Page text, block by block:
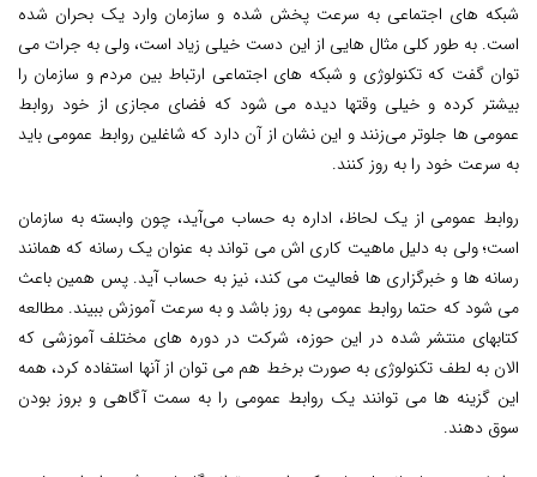
شبکه های اجتماعی به سرعت پخش شده و سازمان وارد یک بحران شده
است. به طور کلی مثال هایی از این دست خیلی زیاد است، ولی به جرات می
توان گفت که تکنولوژی و شبکه های اجتماعی ارتباط بین مردم و سازمان را
بیشتر کرده و خیلی وقتها دیده می شود که فضای مجازی از خود روابط
عمومی ها جلوتر می‌زنند و این نشان از آن دارد که شاغلین روابط عمومی باید
به سرعت خود را به روز کنند.
روابط عمومی از یک لحاظ، اداره به حساب می‌آید، چون وابسته به سازمان
است؛ ولی به دلیل ماهیت کاری اش می تواند به عنوان یک رسانه که همانند
رسانه ها و خبرگزاری ها فعالیت می کند، نیز به حساب آید. پس همین باعث
می شود که حتما روابط عمومی به روز باشد و به سرعت آموزش ببیند. مطالعه
کتابهای منتشر شده در این حوزه، شرکت در دوره های مختلف آموزشی که
الان به لطف تکنولوژی به صورت برخط هم می توان از آنها استفاده کرد، همه
این گزینه ها می توانند یک روابط عمومی را به سمت آگاهی و بروز بودن
سوق دهند.